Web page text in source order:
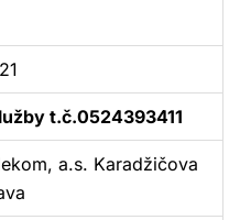
t.č.0524393411
a.s. Karadžičova